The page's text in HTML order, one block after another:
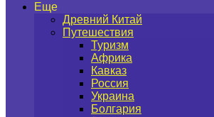
Еще
Древний Китай
Путешествия
Туризм
Африка
Кавказ
Россия
Украина
Болгария